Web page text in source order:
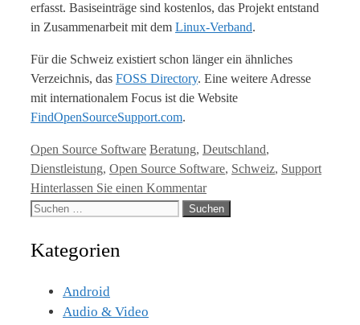
erfasst. Basiseinträge sind kostenlos, das Projekt entstand
in Zusammenarbeit mit dem Linux-Verband.
Für die Schweiz existiert schon länger ein ähnliches
Verzeichnis, das FOSS Directory. Eine weitere Adresse
mit internationalem Focus ist die Website
FindOpenSourceSupport.com.
Kategorien
Open Source Software Tags
Beratung, Deutschland,
Dienstleistung, Open Source Software, Schweiz, Support
Hinterlassen Sie einen Kommentar
Suche
Kategorien
Android
Audio & Video